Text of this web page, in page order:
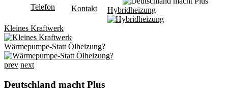
Telefon Kontakt Hybridheizung
Kleines Kraftwerk
Wärmepumpe-Statt Ölheizung?
prev next
Deutschland macht Plus